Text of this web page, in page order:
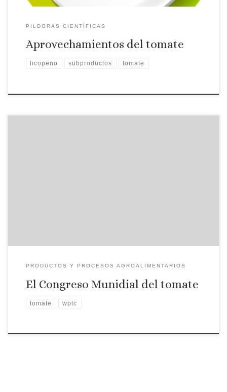
PILDORAS CIENTÍFICAS
Aprovechamientos del tomate
licopeno subproductos tomate
PRODUCTOS Y PROCESOS AGROALIMENTARIOS
El Congreso Munidial del tomate
tomate wptc